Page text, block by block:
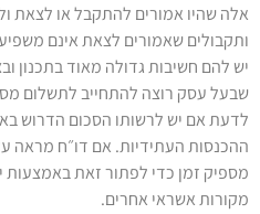
אלה שהיו אמורים להתקבל או לצאת
ותקבולים שאמורים לצאת אינם
יש להם חשיבות גדולה מאוד בתכנון
שבעל עסק רוצה להתחייב לתשלום
לדעת אם יש לרשותו הסכום הדרוש
ההכנסות העתידיות. אם דו״ח מראה
מספיק זמן כדי לפתור זאת באמצעות
מקורות אשראי אחרים.